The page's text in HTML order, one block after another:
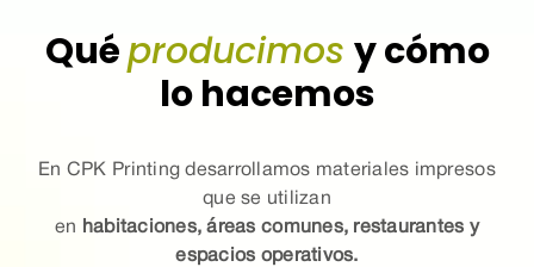
Quéproducimos y cómo
lo hacemos
En CPK Printing desarrollamos materiales impresos
que se utilizan
en
habitaciones, áreas comunes, restaurantes y
espacios operativos.